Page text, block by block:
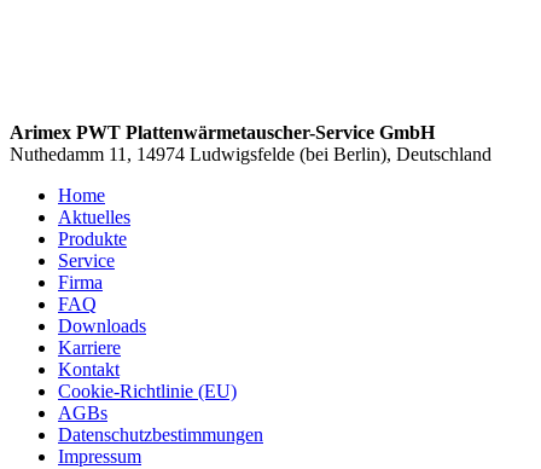
Arimex PWT Plattenwärmetauscher-Service GmbH
Nuthedamm 11, 14974 Ludwigsfelde (bei Berlin), Deutschland
Home
Aktuelles
Produkte
Service
Firma
FAQ
Downloads
Karriere
Kontakt
Cookie-Richtlinie (EU)
AGBs
Datenschutzbestimmungen
Impressum